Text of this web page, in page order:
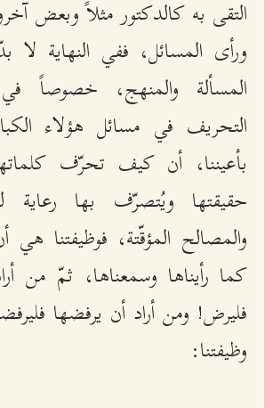
التقى به كالدكتور مثلاً وبعض
ورأى المسائل، ففي النهاية
المسألة والمنهج، خصوصاً
التحريف في مسائل هؤلاء
بأعيننا، أن كيف تحرّف
حقيقتها ويُتصرّف بها رعاية
والمصالح المؤقّتة، فوظيفتنا
كما رأيناها وسمعناها، ثمّ من
فليرض! ومن أراد أن يرفضها
وظيفتنا: